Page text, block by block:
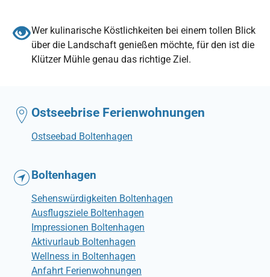
Wer kulinarische Köstlichkeiten bei einem tollen Blick
über die Landschaft genießen möchte, für den ist die
Klützer Mühle genau das richtige Ziel.
Ostseebrise Ferienwohnungen
Ostseebad Boltenhagen
Boltenhagen
Sehenswürdigkeiten Boltenhagen
Ausflugsziele Boltenhagen
Impressionen Boltenhagen
Aktivurlaub Boltenhagen
Wellness in Boltenhagen
Anfahrt Ferienwohnungen